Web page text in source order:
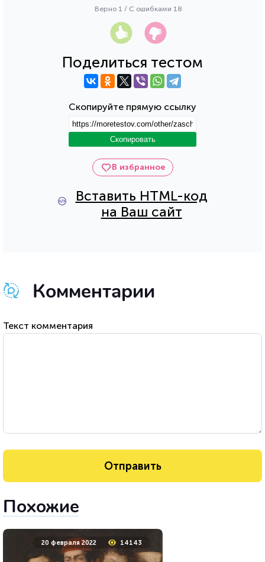
В избранное
Вставить HTML-код
на Ваш сайт
Поделиться тестом
Скопируйте прямую ссылку
Скопировать
Верно 1 / С ошибками 18
Комментарии
Текст комментария
Похожие
20 февраля 2022 14143